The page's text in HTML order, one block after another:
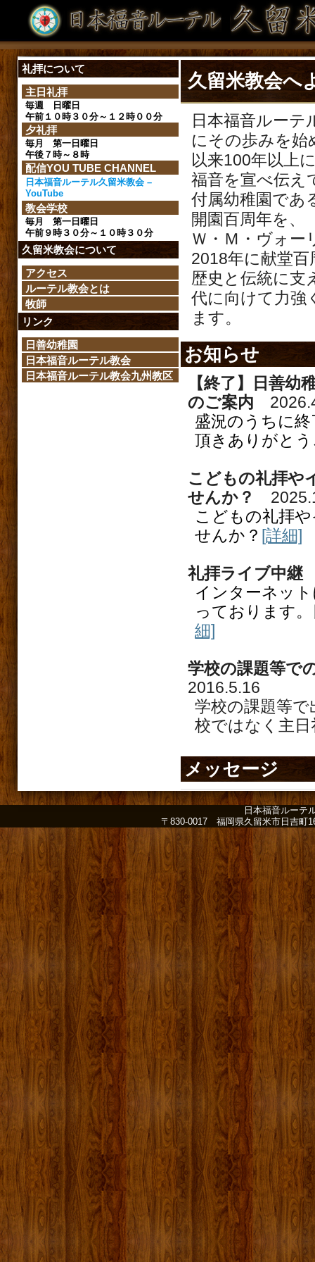
久留米教会へ
日本福音ルーテ
にその歩みを始
以来100年以上
福音を宣べ伝え
付属幼稚園であ
開園百周年を、
Ｗ・Ｍ・ヴォー
2018年に献堂
歴史と伝統に支
代に向けて力強
ます。
お知らせ
【終了】日善幼
のご案内
盛況のうちに
頂きありがと
こどもの礼拝や
せんか？
こどもの礼拝
せんか？ [詳細]
礼拝ライブ中継
インターネッ
っております
細]
学校の課題等で
2016.5.16
学校の課題等
校ではなく主
メッセージ
礼拝について
主日礼拝
毎週 日曜日
午前１０時３０分～１２時００分
夕礼拝
毎月 第一日曜日
午後７時～８時
配信YOU TUBE CHANNEL
日本福音ルーテル久留米教会 –
YouTube
教会学校
毎月 第一日曜日
午前９時３０分～１０時３０分
久留米教会について
アクセス
ルーテル教会とは
牧師
リンク
日善幼稚園
日本福音ルーテル教会
日本福音ルーテル教会九州教区
日本福音ルー
〒830-0017 福岡県久留米市日吉